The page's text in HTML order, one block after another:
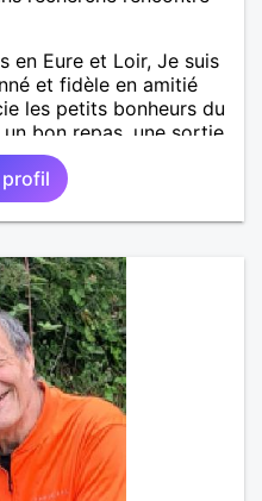
en Eure et Loir, Je suis
et fidèle en amitié
les petits bonheurs du
bon repas, une sortie,
moment de détente à
une femme douce,
qui partager des
rire et de confiance. Je
jamais trop tard pour
Si vous aimez les
de respect et de
connaissance autour
sans précipitation et
Au plaisir de vous lire.
profil